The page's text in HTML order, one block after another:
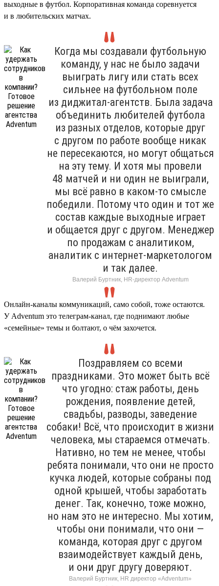
выходные в футбол. Корпоративная команда соревнуется
и в любительских матчах.
Когда мы создавали футбольную
команду, у нас не было задачи
выиграть лигу или стать всех
сильнее на футбольном поле
из диджитал-агентств. Была задача
объединить любителей футбола
из разных отделов, которые друг
с другом по работе вообще никак
не пересекаются, но могут общаться
на эту тему. И хотя мы провели
48 матчей и ни один не выиграли,
мы всё равно в каком-то смысле
победили. Потому что один и тот же
состав каждые выходные играет
и общается друг с другом. Менеджер
по продажам с аналитиком,
аналитик с интернет-маркетологом
и так далее.
Валерий Буртник, HR-директор Adventum
Онлайн-каналы коммуникаций, само собой, тоже остаются.
У Adventum это телеграм-канал, где поднимают любые
«семейные» темы и болтают, о чём захочется.
Поздравляем со всеми
праздниками. Это может быть всё
что угодно: стаж работы, день
рождения, появление детей,
свадьбы, разводы, заведение
собаки! Всё, что происходит в жизни
человека, мы стараемся отмечать.
Нативно, но тем не менее, чтобы
ребята понимали, что они не просто
кучка людей, которые собраны под
одной крышей, чтобы заработать
денег. Так, конечно, тоже можно,
но нам это не интересно. Мы хотим,
чтобы они понимали, что они —
команда, которая друг с другом
взаимодействует каждый день,
и они друг другу доверяют.
Валерий Буртник, HR директор «Adventum»